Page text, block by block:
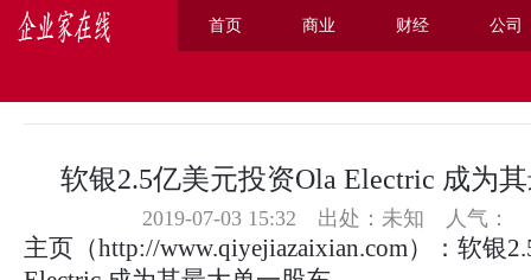
首页 商业 财经 公司
软银2.5亿美元投资Ola Electric 成为
2019-07-03 15:32 出处：未知 人气：
主页 （http://www.qiyejiazaixian.com）：软银